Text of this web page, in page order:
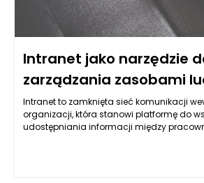
Intranet jako narzędzie
zarządzania zasobami
Intranet to zamknięta sieć komunikacji
organizacji, która stanowi platformę do
udostępniania informacji między